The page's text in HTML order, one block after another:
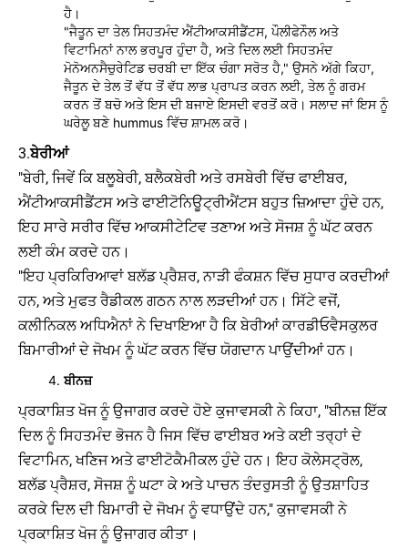
ਹੈ।
"ਜੈਤੂਨ ਦਾ ਤੇਲ ਸਿਹਤਮੰਦ ਐਂਟੀਆਕਸੀਡੈਂਟਸ, ਪੌਲੀਫੇਨੌਲ ਅਤੇ
ਵਿਟਾਮਿਨਾਂ ਨਾਲ ਭਰਪੂਰ ਹੁੰਦਾ ਹੈ, ਅਤੇ ਦਿਲ ਲਈ ਸਿਹਤਮੰਦ
ਮੋਨੋਅਨਸੈਚੁਰੇਟਿਡ ਚਰਬੀ ਦਾ ਇੱਕ ਚੰਗਾ ਸਰੋਤ ਹੈ," ਉਸਨੇ ਅੱਗੇ ਕਿਹਾ,
ਜੈਤੂਨ ਦੇ ਤੇਲ ਤੋਂ ਵੱਧ ਤੋਂ ਵੱਧ ਲਾਭ ਪ੍ਰਾਪਤ ਕਰਨ ਲਈ, ਤੇਲ ਨੂੰ ਗਰਮ
ਕਰਨ ਤੋਂ ਬਚੋ ਅਤੇ ਇਸ ਦੀ ਬਜਾਏ ਇਸਦੀ ਵਰਤੋਂ ਕਰੋ। ਸਲਾਦ ਜਾਂ ਇਸ ਨੂੰ
ਘਰੇਲੂ ਬਣੇ hummus ਵਿੱਚ ਸ਼ਾਮਲ ਕਰੋ।
3.ਬੇਰੀਆਂ
"ਬੇਰੀ, ਜਿਵੇਂ ਕਿ ਬਲੂਬੇਰੀ, ਬਲੈਕਬੇਰੀ ਅਤੇ ਰਸਬੇਰੀ ਵਿੱਚ ਫਾਈਬਰ,
ਐਂਟੀਆਕਸੀਡੈਂਟਸ ਅਤੇ ਫਾਈਟੋਨਿਊਟ੍ਰੀਐਂਟਸ ਬਹੁਤ ਜ਼ਿਆਦਾ ਹੁੰਦੇ ਹਨ,
ਇਹ ਸਾਰੇ ਸਰੀਰ ਵਿੱਚ ਆਕਸੀਟੇਟਿਵ ਤਣਾਅ ਅਤੇ ਸੋਜਸ਼ ਨੂੰ ਘੱਟ ਕਰਨ
ਲਈ ਕੰਮ ਕਰਦੇ ਹਨ।
"ਇਹ ਪ੍ਰਕਿਰਿਆਵਾਂ ਬਲੱਡ ਪ੍ਰੈਸ਼ਰ, ਨਾੜੀ ਫੰਕਸ਼ਨ ਵਿੱਚ ਸੁਧਾਰ ਕਰਦੀਆਂ
ਹਨ, ਅਤੇ ਮੁਫਤ ਰੈਡੀਕਲ ਗਠਨ ਨਾਲ ਲੜਦੀਆਂ ਹਨ। ਸਿੱਟੇ ਵਜੋਂ,
ਕਲੀਨਿਕਲ ਅਧਿਐਨਾਂ ਨੇ ਦਿਖਾਇਆ ਹੈ ਕਿ ਬੇਰੀਆਂ ਕਾਰਡੀਓਵੈਸਕੁਲਰ
ਬਿਮਾਰੀਆਂ ਦੇ ਜੋਖਮ ਨੂੰ ਘੱਟ ਕਰਨ ਵਿੱਚ ਯੋਗਦਾਨ ਪਾਉਂਦੀਆਂ ਹਨ।
ਬੀਨਜ਼
ਪ੍ਰਕਾਸ਼ਿਤ ਖੋਜ ਨੂੰ ਉਜਾਗਰ ਕਰਦੇ ਹੋਏ ਕੁਜਾਵਸਕੀ ਨੇ ਕਿਹਾ, "ਬੀਨਜ਼ ਇੱਕ
ਦਿਲ ਨੂੰ ਸਿਹਤਮੰਦ ਭੋਜਨ ਹੈ ਜਿਸ ਵਿੱਚ ਫਾਈਬਰ ਅਤੇ ਕਈ ਤਰ੍ਹਾਂ ਦੇ
ਵਿਟਾਮਿਨ, ਖਣਿਜ ਅਤੇ ਫਾਈਟੋਕੈਮੀਕਲ ਹੁੰਦੇ ਹਨ। ਇਹ ਕੋਲੇਸਟ੍ਰੋਲ,
ਬਲੱਡ ਪ੍ਰੈਸ਼ਰ, ਸੋਜਸ਼ ਨੂੰ ਘਟਾ ਕੇ ਅਤੇ ਪਾਚਨ ਤੰਦਰੁਸਤੀ ਨੂੰ ਉਤਸ਼ਾਹਿਤ
ਕਰਕੇ ਦਿਲ ਦੀ ਬਿਮਾਰੀ ਦੇ ਜੋਖਮ ਨੂੰ ਵਧਾਉਂਦੇ ਹਨ," ਕੁਜਾਵਸਕੀ ਨੇ
ਪ੍ਰਕਾਸ਼ਿਤ ਖੋਜ ਨੂੰ ਉਜਾਗਰ ਕੀਤਾ।